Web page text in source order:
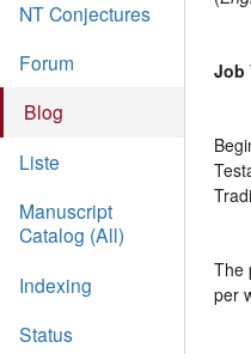
NT Conjectures
Forum
Blog
Liste
Manuscript
Catalog (All)
Indexing
Status
Job
The
per